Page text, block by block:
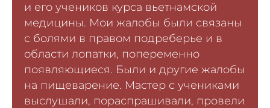
и его учеников курса вьетнамской
медицины. Мои жалобы были связаны
с болями в правом подреберье и в
области лопатки, попеременно
появляющиеся. Были и другие жалобы
на пищеварение. Мастер с учениками
выслушали, пораспрашивали, провели